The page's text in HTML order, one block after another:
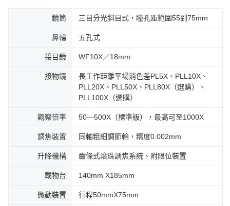
鏡筒 三目分光斜目式，瞳孔距範圍55到75mm
鼻輪 五孔式
接目鏡 WF10X／18mm
接物鏡
長工作距離平場消色差PL5X、PLL10X、
PLL20X、PLL50X、PLL80X（選購）、
PLL100X（選購）
觀察倍率 50—500X（標準版），最高可至1000X
調焦裝置 同軸粗細調節輪，精度0.002mm
升降機構 齒條式滾珠調焦系統、附限位裝置
載物台 140mm X185mm
微動裝置 行程50mmX75mm